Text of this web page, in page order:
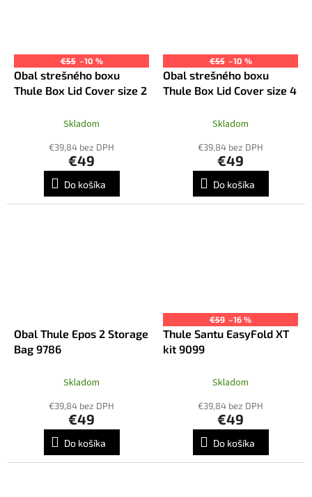
€55 –10 %
Obal strešného boxu
Thule Box Lid Cover size 2
Skladom
€39,84 bez DPH
€49
Do košíka
€55 –10 %
Obal strešného boxu
Thule Box Lid Cover size 4
Skladom
€39,84 bez DPH
€49
Do košíka
Obal Thule Epos 2 Storage
Bag 9786
Skladom
€39,84 bez DPH
€49
Do košíka
€59 –16 %
Thule Santu EasyFold XT
kit 9099
Skladom
€39,84 bez DPH
€49
Do košíka